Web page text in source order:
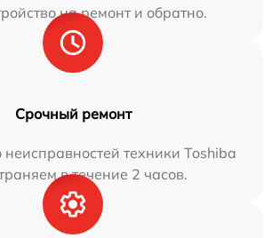
на ремонт и обратно.
Срочный ремонт
техники Toshiba
в течение 2 часов.